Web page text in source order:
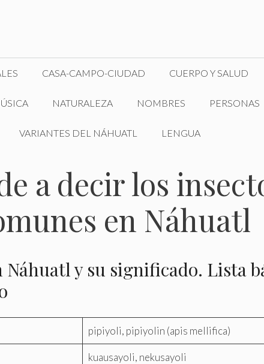
CASA-CAMPO-CIUDAD CUERPO Y SALUD
NATURALEZA NOMBRES PERSONAS
VARIANTES DEL NÁHUATL LENGUA
a decir los
en Náhuatl
Náhuatl y su significado. Lista
pipiyoli, pipiyolin (apis mellifica)
kuausayoli, nekusayoli